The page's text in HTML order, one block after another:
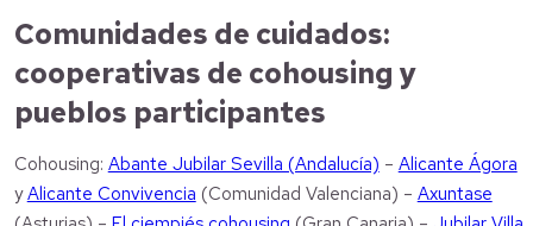
Comunidades de cuidados:
cooperativas de cohousing y
pueblos participantes
Cohousing: Abante Jubilar Sevilla (Andalucía) – Alicante Ágora
yAlicante Convivencia (Comunidad Valenciana) – Axuntase